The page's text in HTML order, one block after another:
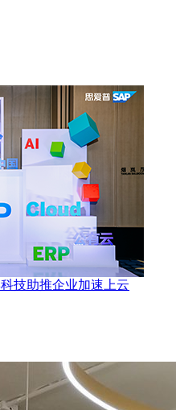
技助推企业加速上云